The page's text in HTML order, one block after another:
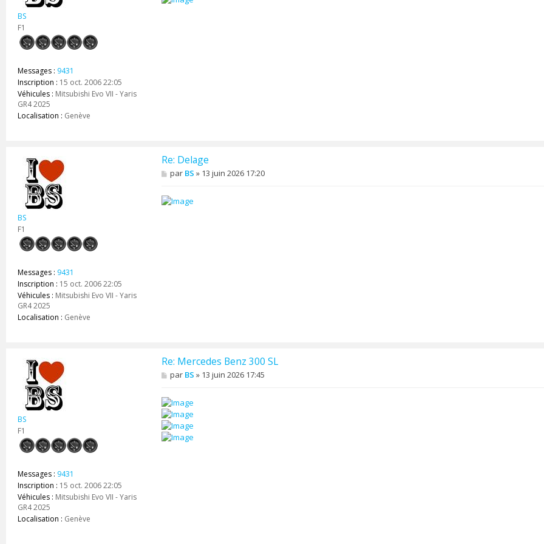
BS
F1
Messages : 9431
Inscription : 15 oct. 2006 22:05
Véhicules : Mitsubishi Evo VII - Yaris
GR4 2025
Localisation : Genève
a
BS
F1
Messages : 9431
Inscription : 15 oct. 2006 22:05
Véhicules : Mitsubishi Evo VII - Yaris
GR4 2025
Localisation : Genève
Re: Delage
M
e
s
a
par BS » 13 juin 2026 17:20
BS
F1
Messages : 9431
Inscription : 15 oct. 2006 22:05
Véhicules : Mitsubishi Evo VII - Yaris
GR4 2025
Localisation : Genève
Re: Mercedes Benz 300 SL
M
e
s
a
g
e
par BS » 13 juin 2026 17:45